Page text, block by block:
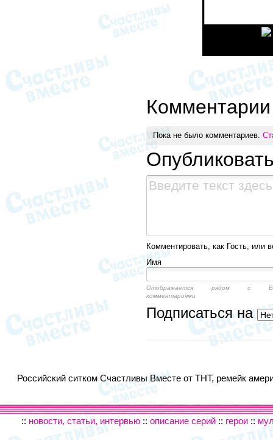
Комментарии
Пока не было комментариев.
Комментировать, как Гость, или
Имя
Отображается рядом с
комментариями
Подписаться на
Российский ситком Счастливы Вместе от ТНТ, ремейк
:: новости, статьи, интервью :: описание серий :: герои ::